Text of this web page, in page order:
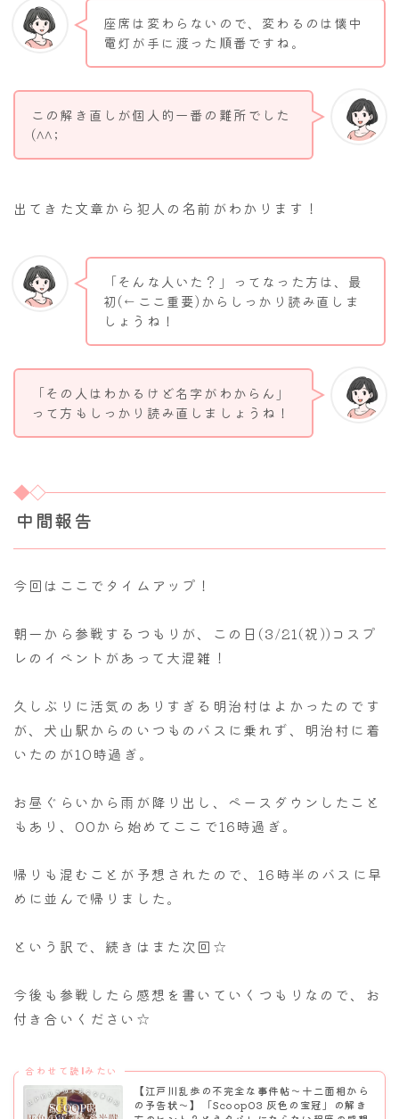
座席は変わらないので、変わるのは懐中
電灯が手に渡った順番ですね。
この解き直しが個人的一番の難所でした
(^^;
出てきた文章から犯人の名前がわかります！
「そんな人いた？」ってなった方は、最
初(←ここ重要)からしっかり読み直しま
しょうね！
「その人はわかるけど名字がわからん」
って方もしっかり読み直しましょうね！
中間報告
今回はここでタイムアップ！
朝一から参戦するつもりが、この日(3/21(祝))コスプ
レのイベントがあって大混雑！
久しぶりに活気のありすぎる明治村はよかったのです
が、犬山駅からのいつものバスに乗れず、明治村に着
いたのが10時過ぎ。
お昼ぐらいから雨が降り出し、ペースダウンしたこと
もあり、00から始めてここで16時過ぎ。
帰りも混むことが予想されたので、16時半のバスに早
めに並んで帰りました。
という訳で、続きはまた次回☆
今後も参戦したら感想を書いていくつもりなので、お
付き合いください☆
合わせて読lみたい
【江戸川乱歩の不完全な事件帖～十二面相から
の予告状～】「Scoop03 灰色の宝冠」の解き